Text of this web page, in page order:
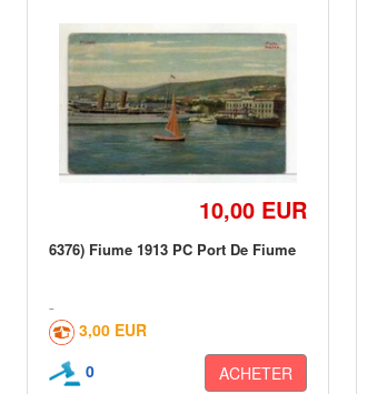
10,00 EUR
6376) Fiume 1913 PC Port De Fiume
3,00 EUR
0
ACHETER